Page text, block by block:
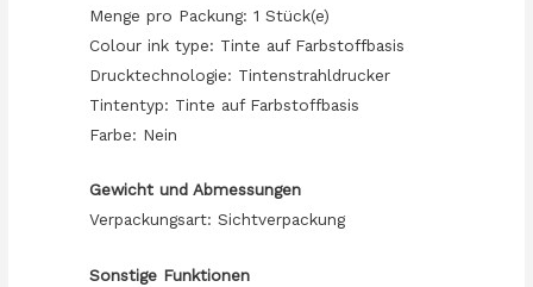
Menge pro Packung: 1 Stück(e)
Colour ink type: Tinte auf Farbstoffbasis
Drucktechnologie: Tintenstrahldrucker
Tintentyp: Tinte auf Farbstoffbasis
Farbe: Nein
Gewicht und Abmessungen
Verpackungsart: Sichtverpackung
Sonstige Funktionen